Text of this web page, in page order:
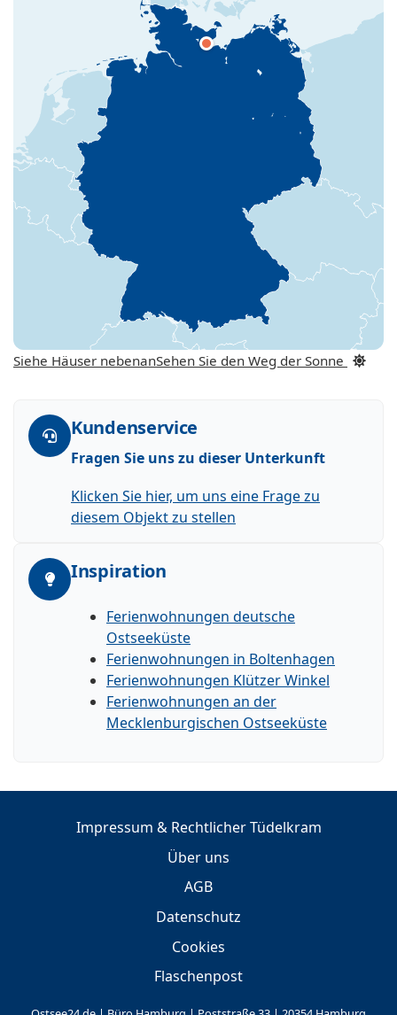
Siehe Häuser nebenanSehen Sie den Weg der Sonne
Kundenservice
Fragen Sie uns zu dieser Unterkunft
Klicken Sie hier, um uns eine Frage zu
diesem Objekt zu stellen
Inspiration
Ferienwohnungen deutsche
Ostseeküste
Ferienwohnungen in Boltenhagen
Ferienwohnungen Klützer Winkel
Ferienwohnungen an der
Mecklenburgischen Ostseeküste
Impressum & Rechtlicher Tüdelkram
Über uns
AGB
Datenschutz
Cookies
Flaschenpost